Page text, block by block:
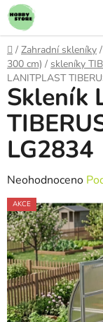
Přejít
na
obsah
Domů
/ Zahradní skleníky /
300 cm) / skleníky
LANITPLAST
Skleník
LG2834
Průměrné
hodnocení
produktu
je
0,0
z
5
hvězdiček.
Neohodnoceno
AKCE